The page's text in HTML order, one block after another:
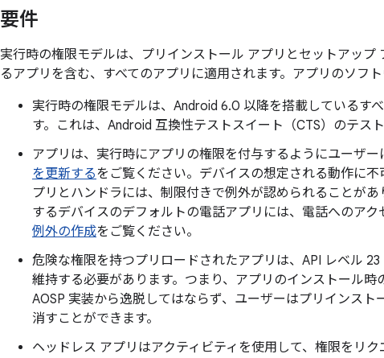
要件
実行時の権限モデルは、プリインストール アプリとセットアッ
るアプリを含む、すべてのアプリに適用されます。アプリのソフ
実行時の権限モデルは、Android 6.0 以降を搭載しているす
す。これは、Android 互換性テストスイート（CTS）のテス
アプリは、実行時にアプリの権限を付与するようにユーザ
を更新するをご覧ください。デバイスの想定される動作に
プリとハンドラには、制限付きで例外が認められることがあ
するデバイスのデフォルトの電話アプリには、電話へのアク
例外の作成をご覧ください。
危険な権限を持つプリロードされたアプリは、API レベル
維持する必要があります。つまり、アプリのインストール
AOSP 実装から逸脱してはならず、ユーザーはプリインス
消すことができます。
ヘッドレス アプリはアクティビティを使用して、権限をリ